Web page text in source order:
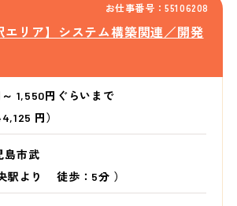
お仕事番号：55106208
エリア】システム構築関連／開発
1,550円ぐらいまで
円）
島市武
央駅より徒歩：5分 ）